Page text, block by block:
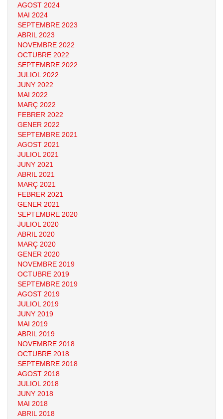
AGOST 2024
MAI 2024
SEPTEMBRE 2023
ABRIL 2023
NOVEMBRE 2022
OCTUBRE 2022
SEPTEMBRE 2022
JULIOL 2022
JUNY 2022
MAI 2022
MARÇ 2022
FEBRER 2022
GENER 2022
SEPTEMBRE 2021
AGOST 2021
JULIOL 2021
JUNY 2021
ABRIL 2021
MARÇ 2021
FEBRER 2021
GENER 2021
SEPTEMBRE 2020
JULIOL 2020
ABRIL 2020
MARÇ 2020
GENER 2020
NOVEMBRE 2019
OCTUBRE 2019
SEPTEMBRE 2019
AGOST 2019
JULIOL 2019
JUNY 2019
MAI 2019
ABRIL 2019
NOVEMBRE 2018
OCTUBRE 2018
SEPTEMBRE 2018
AGOST 2018
JULIOL 2018
JUNY 2018
MAI 2018
ABRIL 2018